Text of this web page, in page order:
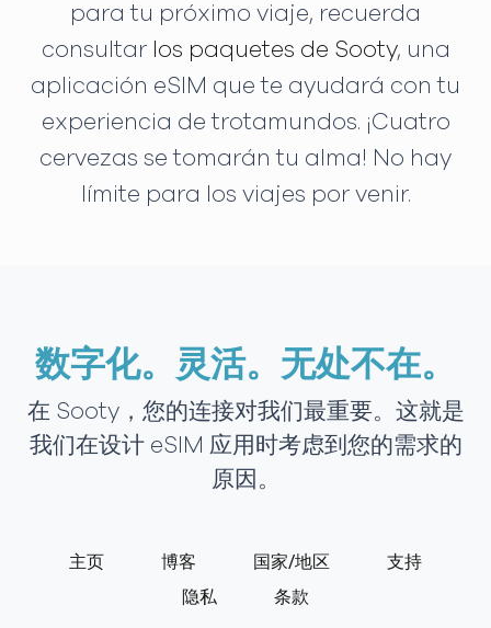
para tu próximo viaje, recuerda
consultar los paquetes de Sooty, una
aplicación eSIM que te ayudará con tu
experiencia de trotamundos. ¡Cuatro
cervezas se tomarán tu alma! No hay
límite para los viajes por venir.
数字化。灵活。无处不在。
在 Sooty，您的连接对我们最重要。这就是
我们在设计 eSIM 应用时考虑到您的需求的
原因。
主页 博客 国家/地区
支持
隐私
条款